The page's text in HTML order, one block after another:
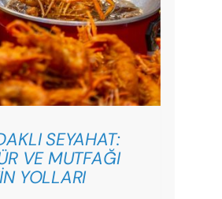
SEYAHAT:
VE MUTFAĞI
YOLLARI